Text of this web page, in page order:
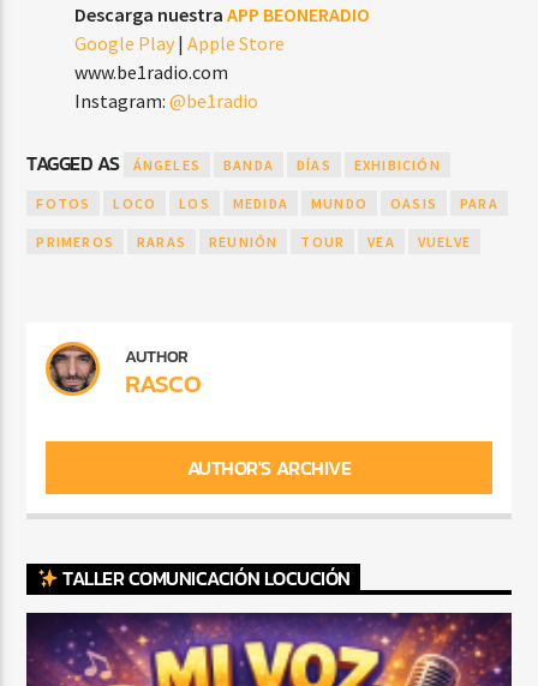
Descarga nuestraAPP BEONERADIO
Google Play |Apple Store
www.be1radio.com
Instagram:@be1radio
TAGGED AS ÁNGELES BANDA DÍAS EXHIBICIÓN
FOTOS LOCO LOS MEDIDA MUNDO OASIS PARA
PRIMEROS RARAS REUNIÓN TOUR VEA VUELVE
AUTHOR
RASCO
AUTHOR'S ARCHIVE
TALLER COMUNICACIÓN LOCUCIÓN